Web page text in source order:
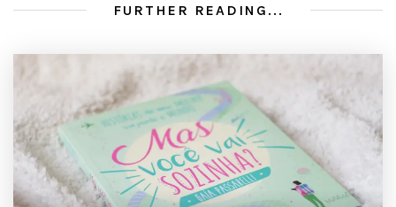
FURTHER READING...